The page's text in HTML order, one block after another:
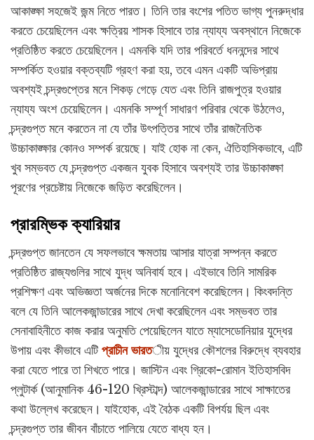
আকাঙ্ক্ষা সহজেই জন্ম নিতে পারত। তিনি তার বংশের পতিত ভাগ্য পুনরুদ্ধার
করতে চেয়েছিলেন এবং ক্ষত্রিয় শাসক হিসাবে তার ন্যায্য অবস্থানে নিজেকে
প্রতিষ্ঠিত করতে চেয়েছিলেন। এমনকি যদি তার পরিবর্তে ধননন্দের সাথে
সম্পর্কিত হওয়ার বক্তব্যটি গ্রহণ করা হয়, তবে এমন একটি অভিপ্রায়
অবশ্যই চন্দ্রগুপ্তের মনে শিকড় গেড়ে যেত এবং তিনি রাজপুত্র হওয়ার
ন্যায্য অংশ চেয়েছিলেন। এমনকি সম্পূর্ণ সাধারণ পরিবার থেকে উঠলেও,
চন্দ্রগুপ্ত মনে করতেন না যে তাঁর উৎপত্তির সাথে তাঁর রাজনৈতিক
উচ্চাকাঙ্ক্ষার কোনও সম্পর্ক রয়েছে। যাই হোক না কেন, ঐতিহাসিকভাবে, এটি
খুব সম্ভবত যে চন্দ্রগুপ্ত একজন যুবক হিসাবে অবশ্যই তার উচ্চাকাঙ্ক্ষা
পূরণের প্রচেষ্টায় নিজেকে জড়িত করেছিলেন।
প্রারম্ভিক ক্যারিয়ার
চন্দ্রগুপ্ত জানতেন যে সফলভাবে ক্ষমতায় আসার যাত্রা সম্পন্ন করতে
প্রতিষ্ঠিত রাজ্যগুলির সাথে যুদ্ধ অনিবার্য হবে। এইভাবে তিনি সামরিক
প্রশিক্ষণ এবং অভিজ্ঞতা অর্জনের দিকে মনোনিবেশ করেছিলেন। কিংবদন্তি
বলে যে তিনি আলেকজান্ডারের সাথে দেখা করেছিলেন এবং সম্ভবত তার
সেনাবাহিনীতে কাজ করার অনুমতি পেয়েছিলেন যাতে ম্যাসেডোনিয়ার যুদ্ধের
উপায় এবং কীভাবে এটিপ্রাচীন ভারতীয় যুদ্ধের কৌশলের বিরুদ্ধে ব্যবহার
করা যেতে পারে তা শিখতে পারে। জাস্টিন এবং গ্রিকো-রোমান ইতিহাসবিদ
প্লুটার্ক (আনুমানিক 46-120 খ্রিস্টাব্দ) আলেকজান্ডারের সাথে সাক্ষাতের
কথা উল্লেখ করেছেন। যাইহোক, এই বৈঠক একটি বিপর্যয় ছিল এবং
চন্দ্রগুপ্ত তার জীবন বাঁচাতে পালিয়ে যেতে বাধ্য হন।